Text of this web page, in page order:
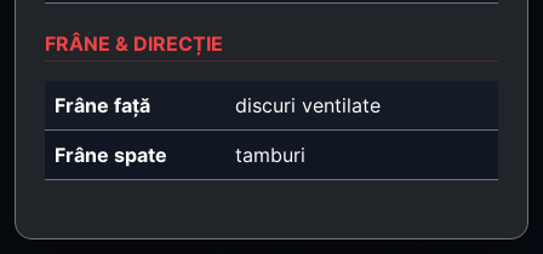
FRÂNE & DIRECȚIE
Frâne față discuri ventilate
Frâne spate tamburi